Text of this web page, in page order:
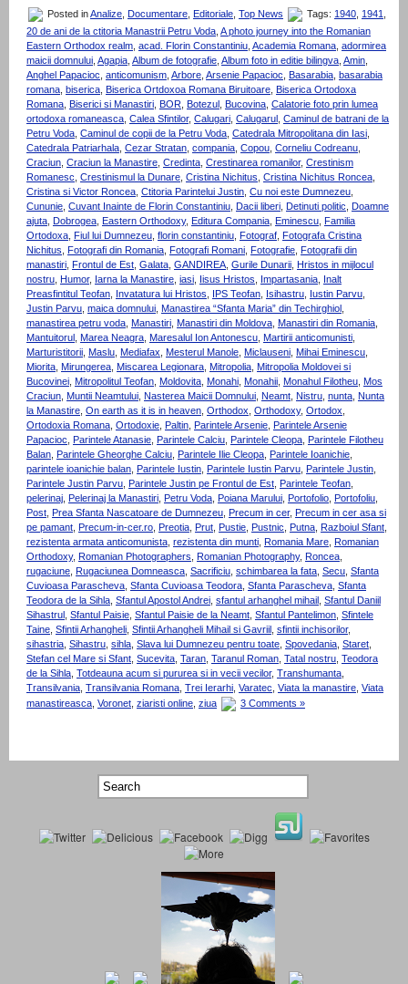
Posted inAnalize Documentare Editoriale Top News Tags: 1940 1941
20 de ani de la ctitoria Manastrii Petru Voda, A photo journey into the Romanian
Eastern Orthodox realm, acad. Florin Constantiniu, Academia Romana, adormirea
maicii domnului, Agapia, Album de fotografie, Album foto in editie bilingva, Amin,
Anghel Papacioc, anticomunism, Arbore, Arsenie Papacioc, Basarabia, basarabia
romana, biserica, Biserica Ortdoxoa Romana Biruitoare, Biserica Ortodoxa
Romana, Biserici si Manastiri, BOR, Botezul , Bucovina, Calatorie foto prin lumea
ortodoxa romaneasca, Calea Sfintilor, Calugari, Calugarul , Caminul de batrani de la
Petru Voda, Caminul de copii de la Petru Voda, Catedrala Mitropolitana din Iasi,
Catedrala Patriarhala, Cezar Stratan, compania, Copou, Corneliu Codreanu,
Craciun, Craciun la Manastire, Credinta, Crestinarea romanilor, Crestinism
Romanesc, Crestinismul la Dunare, Cristina Nichitus, Cristina Nichitus Roncea,
Cristina si Victor Roncea, Ctitoria Parintelui Justin, Cu noi este Dumnezeu,
Cununie, Cuvant Inainte de Florin Constantiniu, Dacii liberi, Detinuti politic, Doamne
ajuta, Dobrogea, Eastern Orthodoxy, Editura Compania, Eminescu, Familia
Ortodoxa, Fiul lui Dumnezeu, florin constantiniu, Fotograf, Fotografa Cristina
Nichitus, Fotografi din Romania, Fotografi Romani, Fotografie, Fotografii din
manastiri, Frontul de Est, Galata, GANDIREA, Gurile Dunarii, Hristos in mijlocul
nostru, Humor, Iarna la Manastire, iasi, Iisus Hristos, Impartasania, Inalt
Preasfintitul Teofan, Invatatura lui Hristos, IPS Teofan, Isihastru, Iustin Parvu,
Justin Parvu, maica domnului, Manastirea “Sfanta Maria” din Techirghiol ,
manastirea petru voda, Manastiri, Manastiri din Moldova, Manastiri din Romania,
Mantuitorul , Marea Neagra, Maresalul Ion Antonescu, Martirii anticomunisti,
Marturistitorii, Maslu, Mediafax, Mesterul Manole, Miclauseni, Mihai Eminescu,
Miorita, Mirungerea, Miscarea Legionara, Mitropolia, Mitropolia Moldovei si
Bucovinei, Mitropolitul Teofan, Moldovita, Monahi, Monahii, Monahul Filotheu, Mos
Craciun, Muntii Neamtului, Nasterea Maicii Domnului, Neamt, Nistru, nunta, Nunta
la Manastire, On earth as it is in heaven, Orthodox, Orthodoxy, Ortodox,
Ortodoxia Romana, Ortodoxie, Paltin, Parintele Arsenie, Parintele Arsenie
Papacioc, Parintele Atanasie, Parintele Calciu, Parintele Cleopa, Parintele Filotheu
Balan, Parintele Gheorghe Calciu, Parintele Ilie Cleopa, Parintele Ioanichie,
parintele ioanichie balan, Parintele Iustin, Parintele Iustin Parvu, Parintele Justin,
Parintele Justin Parvu, Parintele Justin pe Frontul de Est, Parintele Teofan,
pelerinaj, Pelerinaj la Manastiri, Petru Voda, Poiana Marului, Portofolio, Portofoliu,
Post, Prea Sfanta Nascatoare de Dumnezeu, Precum in cer, Precum in cer asa si
pe pamant, Precum-in-cer.ro, Preotia, Prut, Pustie, Pustnic, Putna, Razboiul Sfant,
rezistenta armata anticomunista, rezistenta din munti, Romania Mare, Romanian
Orthodoxy, Romanian Photographers, Romanian Photography, Roncea,
rugaciune, Rugaciunea Domneasca, Sacrificiu, schimbarea la fata, Secu, Sfanta
Cuvioasa Parascheva, Sfanta Cuvioasa Teodora, Sfanta Parascheva, Sfanta
Teodora de la Sihla, Sfantul Apostol Andrei, sfantul arhanghel mihail , Sfantul Daniil
Sihastrul , Sfantul Paisie, Sfantul Paisie de la Neamt, Sfantul Pantelimon, Sfintele
Taine, Sfintii Arhangheli, Sfintii Arhangheli Mihail si Gavriil , sfintii inchisorilor,
sihastria, Sihastru, sihla, Slava lui Dumnezeu pentru toate, Spovedania, Staret,
Stefan cel Mare si Sfant, Sucevita, Taran, Taranul Roman, Tatal nostru, Teodora
de la Sihla, Totdeauna acum si pururea si in vecii vecilor, Transhumanta,
Transilvania, Transilvania Romana, Trei Ierarhi, Varatec, Viata la manastire, Viata
manastireasca Voronet ziaristi online ziua 3 Comments »